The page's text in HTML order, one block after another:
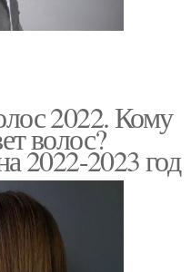
2022. Кому
волос?
2022-2023 год